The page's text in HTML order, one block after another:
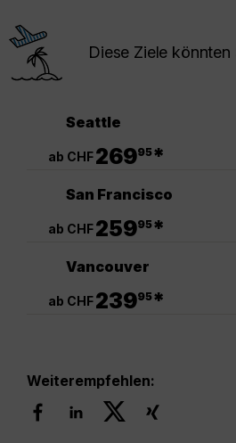
Diese Ziele
Seattle
ab CHF26995*
San Francisco
ab CHF25995*
Vancouver
ab CHF23995*
Weiterempfehlen: